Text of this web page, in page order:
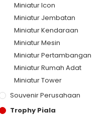
Miniatur Icon
Miniatur Jembatan
Miniatur Kendaraan
Miniatur Mesin
Miniatur Pertambangan
Miniatur Rumah Adat
Miniatur Tower
Souvenir Perusahaan
Trophy Piala